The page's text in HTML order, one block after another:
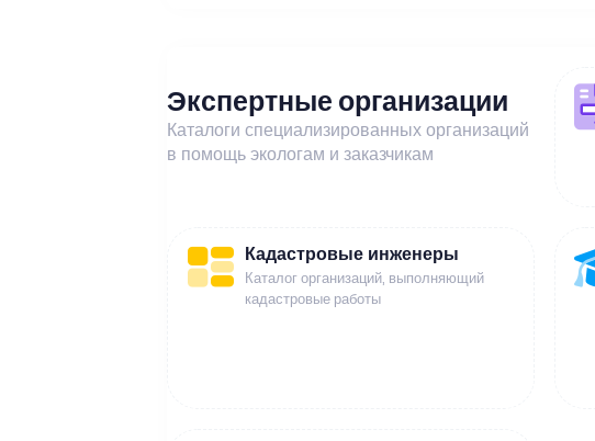
Экспертные организации
Каталоги специализированных организаций
в помощь экологам и заказчикам
Кадастровые инженеры
Каталог организаций, выполняющий
кадастровые работы